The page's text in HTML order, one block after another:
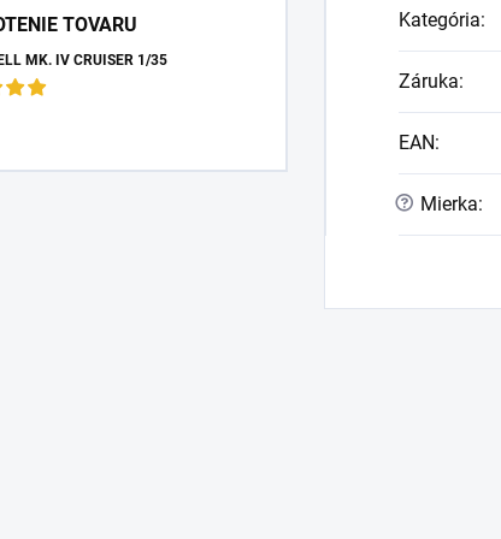
TOVARU
MK. IV CRUISER 1/35
Kategória:
Záruka:
EAN:
? Mierka: